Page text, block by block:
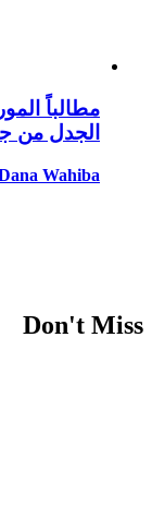
مطالباً
الجدل من
Wahiba
Don't Miss